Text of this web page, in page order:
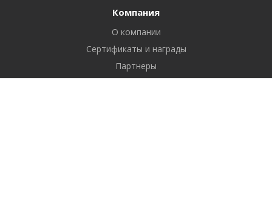
Компания
О компании
Сертификаты и награды
Партнеры